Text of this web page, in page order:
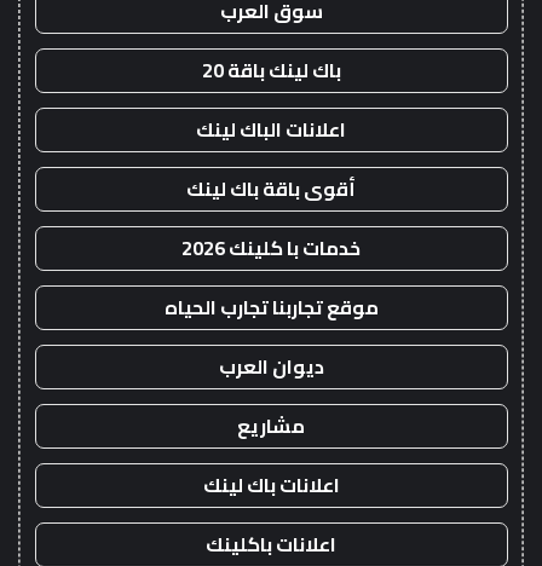
سوق العرب
باك لينك باقة 20
اعلانات الباك لينك
أقوى باقة باك لينك
خدمات با كلينك 2026
موقع تجاربنا تجارب الحياه
ديوان العرب
مشاريع
اعلانات باك لينك
اعلانات باكلينك